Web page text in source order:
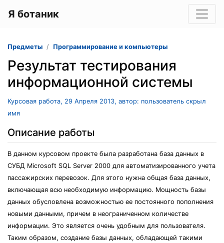
Я ботаник
Предметы Программирование и компьютеры
Результат тестирования
информационной системы
Курсовая работа, 29 Апреля 2013, автор: пользователь скрыл
имя
Описание работы
В данном курсовом проекте была разработана база данных в
СУБД Microsoft SQL Server 2000 для автоматизированного учета
пассажирских перевозок. Для этого нужна общая база данных,
включающая всю необходимую информацию. Мощность базы
данных обусловлена возможностью ее постоянного пополнения
новыми данными, причем в неограниченном количестве
информации. Это является очень удобным для пользователя.
Таким образом, создание базы данных, обладающей такими